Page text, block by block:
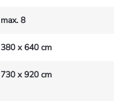
max. 8
380 x 640 cm
730 x 920 cm